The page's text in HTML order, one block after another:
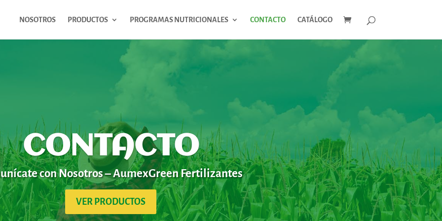
NOSOTROS PRODUCTOS PROGRAMAS NUTRICIONALES CONTACTO CATÁLOGO
CONTACTO
con Nosotros – AumexGreen Fertilizantes
VER PRODUCTOS